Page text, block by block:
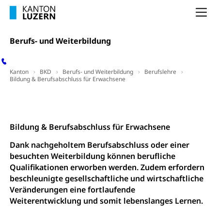
Berufs- und Weiterbildung
Kanton BKD Berufs- und Weiterbildung
Berufslehre
Bildung & Berufsabschluss für Erwachsene
Bildung & Berufsabschluss für Erwachsene
Dank nachgeholtem Berufsabschluss oder einer
besuchten Weiterbildung können berufliche
Qualifikationen erworben werden. Zudem erfordern
beschleunigte gesellschaftliche und wirtschaftliche
Veränderungen eine fortlaufende
Weiterentwicklung und somit lebenslanges Lernen.
Krankenversicherung (WAS Luzern)
Kranken- und Unfallversicherung
Lebensmittelsicherheit
Lebensmittelhygiene, Produktesicherheit
Lebensmittel
Gesundheitsvorsorge, Wellness, Unfallverhütung,
Darmkrebsvorsorge
Kantonales Tabakpräventionsprogramm
Gesundheitsförderung
Prävention (Polizei)
Suchtprävention
Soziale Sicherheit
Sozialversicherungen, Sozialpolitik,
Arbeitslosenversicherung,
Mutterschaftsversicherung, Krankenversicherung,
Unfallversicherung, Invalidenversicherung,
Sozialhilfe
Kranken- und Unfallversicherung
Sucht und Drogen